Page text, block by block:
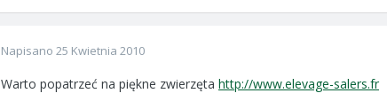
Napisano 25 Kwietnia 2010
Warto popatrzeć na piękne zwierzęta http://www.elevage-salers.fr